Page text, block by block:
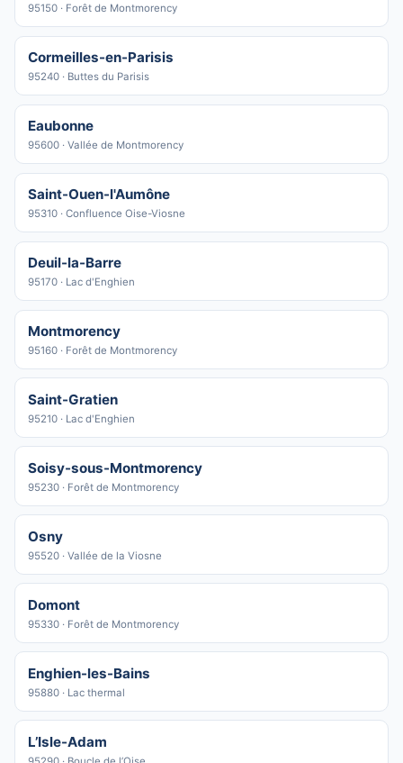
95150 · Forêt de Montmorency
Cormeilles-en-Parisis
95240 · Buttes du Parisis
Eaubonne
95600 · Vallée de Montmorency
Saint-Ouen-l'Aumône
95310 · Confluence Oise-Viosne
Deuil-la-Barre
95170 · Lac d'Enghien
Montmorency
95160 · Forêt de Montmorency
Saint-Gratien
95210 · Lac d'Enghien
Soisy-sous-Montmorency
95230 · Forêt de Montmorency
Osny
95520 · Vallée de la Viosne
Domont
95330 · Forêt de Montmorency
Enghien-les-Bains
95880 · Lac thermal
L’Isle-Adam